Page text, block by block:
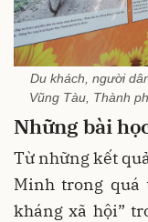
Du khách, người
Vũng Tàu, Thành
Những bài
Từ những kết
Minh trong quá
kháng xã hội”